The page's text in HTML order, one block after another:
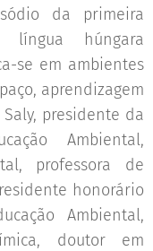
da primeira
língua húngara
se em ambientes
aprendizagem
presidente da
Ambiental,
professora de
honorário
Ambiental,
doutor em